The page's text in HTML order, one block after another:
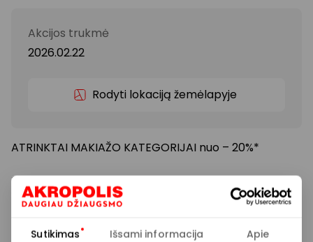
Sutikimas Išsami informacija Apie
Akcijos trukmė
2026.02.22
Rodyti lokaciją žemėlapyje
ATRINKTAI MAKIAŽO KATEGORIJAI nuo – 20%*
*Pasiūlymas galioja atrinktų prekinių ženklų makiažo
kategorijai apsipirkus nuo 7.99 €
su klubo kortele
nesumuojamos ir netaikoma dovanų kortelėms.